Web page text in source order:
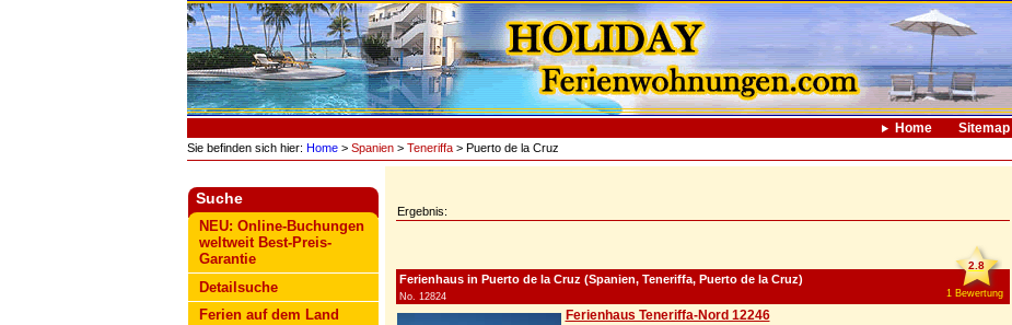
Home Sitemap
Sie befinden sich hier: Home> Spanien> Teneriffa> Puerto de la Cruz
Suche
NEU: Online-Buchungen
weltweit Best-Preis-
Garantie
Detailsuche
Ferien auf dem Land
Ergebnis:
2.8
1 Bewertung
Ferienhaus in Puerto de la Cruz (Spanien, Teneriffa, Puerto de la Cruz)
No. 12824
Ferienhaus Teneriffa-Nord 12246